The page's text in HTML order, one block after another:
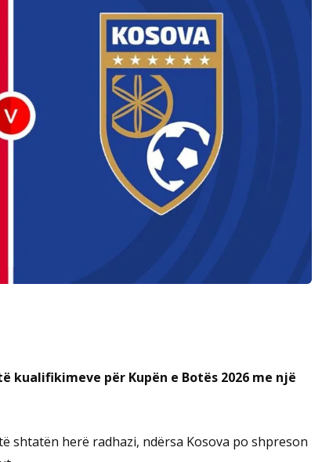
kualifikimeve për Kupën e Botës 2026 me një
shtatën herë radhazi, ndërsa Kosova po shpreson